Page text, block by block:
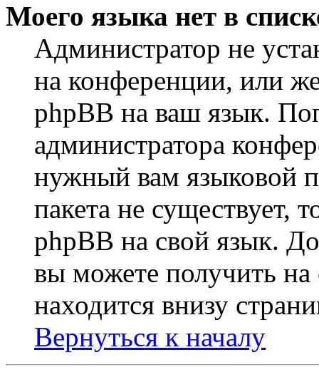
Моего языка нет в
Администратор не
на конференции, или
phpBB на ваш язык.
администратора
нужный вам языковой
пакета не существует,
phpBB на свой язык.
вы можете получить на
находится внизу
Вернуться к началу